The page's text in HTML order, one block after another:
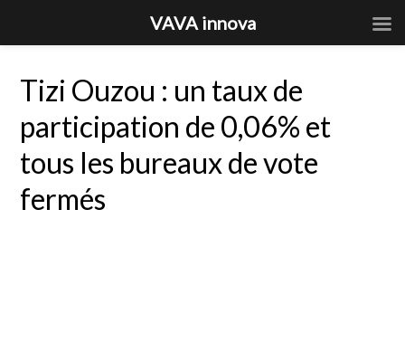
Tizi Ouzou : un taux de
participation de 0,06% et
tous les bureaux de vote
fermés
VAVA innova